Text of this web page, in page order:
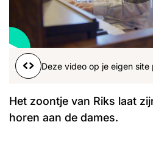
Word
John Julius
Nieuws
Deze video op je eigen site
Het zoontje van Riks laat
horen aan de dames.